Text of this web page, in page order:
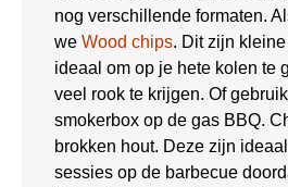
nog verschillende formaten.
we Wood chips. Dit zijn
ideaal om op je hete kolen te
veel rook te krijgen. Of
smokerbox op de gas BBQ.
brokken hout. Deze zijn
sessies op de barbecue